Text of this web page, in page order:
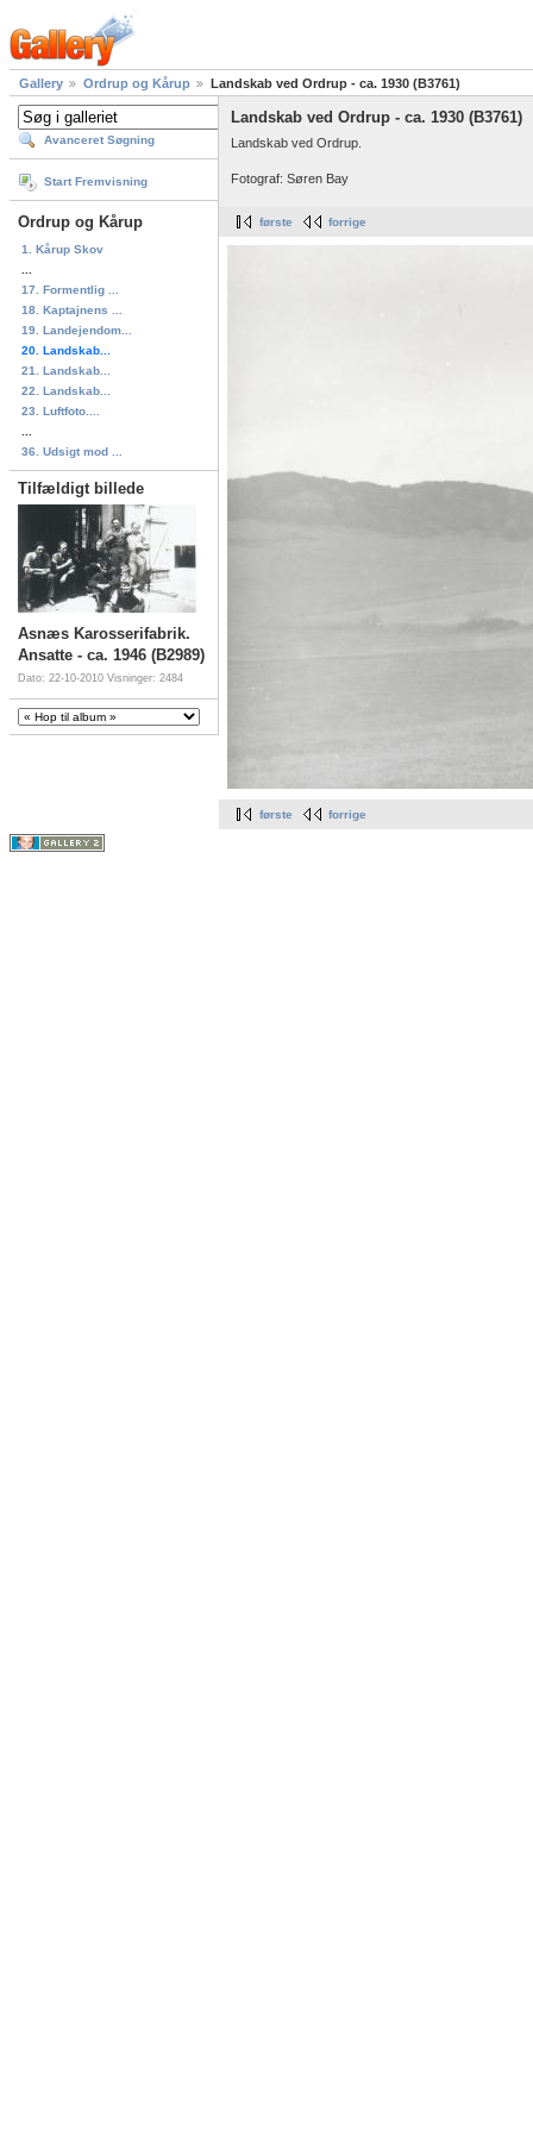
Gallery Ordrup og Kårup Landskab ved Ordrup - ca. 1930 (B3761)
Avanceret Søgning
Start Fremvisning
Ordrup og Kårup
1. Kårup Skov
17. Formentlig ...
18. Kaptajnens ...
19. Landejendom...
20. Landskab...
21. Landskab...
22. Landskab...
23. Luftfoto....
36. Udsigt mod ...
Tilfældigt billede
Asnæs Karosserifabrik.
Ansatte - ca. 1946 (B2989)
Dato: 22-10-2010 Visninger: 2484
Landskab ved Ordrup - ca. 1930 (B3761)
Landskab ved Ordrup.
Fotograf: Søren Bay
første forrige
første forrige